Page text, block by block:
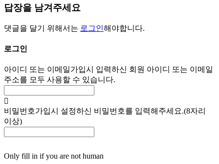
답장을 남겨주세요
댓글을 달기 위해서는 로그인해야합니다.
로그인
아이디 또는 이메일가입시 입력하신 회원 아이디 또는 이메일
주소를 모두 사용할 수 있습니다.
비밀번호가입시 설정하신 비밀번호를 입력해주세요.(8자리
이상)
Only fill in if you are not human